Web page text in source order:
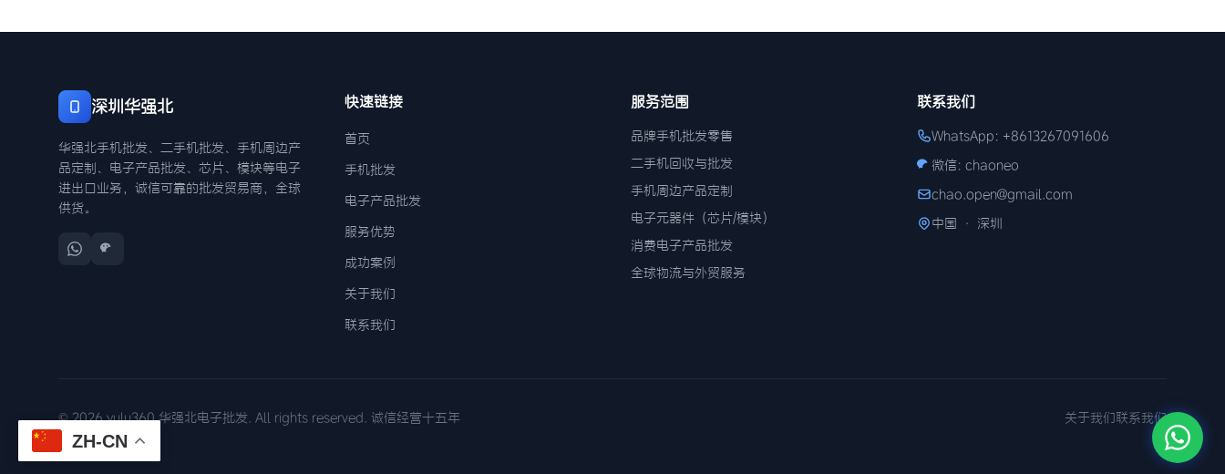
深圳华强北
华强北手机批发、二手机批发、手机周边产
品定制、电子产品批发、芯片、模块等电子
进出口业务，诚信可靠的批发贸易商，全球
供货。
快速链接
首页
手机批发
电子产品批发
服务优势
成功案例
关于我们
联系我们
服务范围
品牌手机批发零售
二手机回收与批发
手机周边产品定制
电子元器件（芯片/模块）
消费电子产品批发
全球物流与外贸服务
联系我们
WhatsApp: +8613267091606
微信: chaoneo
chao.open@gmail.com
中国 · 深圳
© 2026 yulu360 华强北电子批发. All rights reserved. 诚信经营十五年 关于我们联系我们
ZH-CN